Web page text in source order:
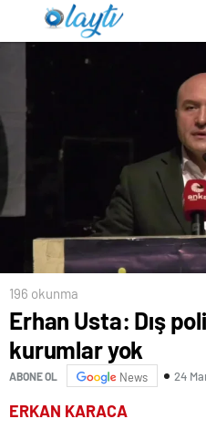
196 okunma
Erhan Usta: Dış
kurumlar yok
ABONE OL News 24
ERKAN KARACA